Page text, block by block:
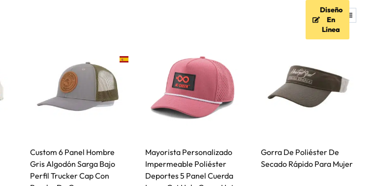
Diseño
En
Línea
Custom 6 Panel Hombre
Gris Algodón Sarga Bajo
Perfil Trucker Cap Con
Mayorista Personalizado
Impermeable Poliéster
Deportes 5 Panel Cuerda
Gorra De Poliéster De
Secado Rápido Para Mujer